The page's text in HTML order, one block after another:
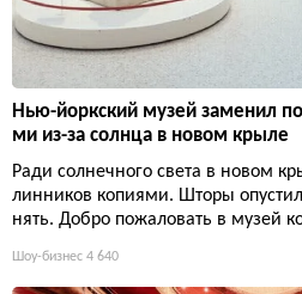
Нью-йоркский музей заменил
ми из-за солнца в новом крыле
Ради солнечного света в новом
линников копиями. Шторы
нять. Добро пожаловать в музей
Шоу-бизнес 4 640